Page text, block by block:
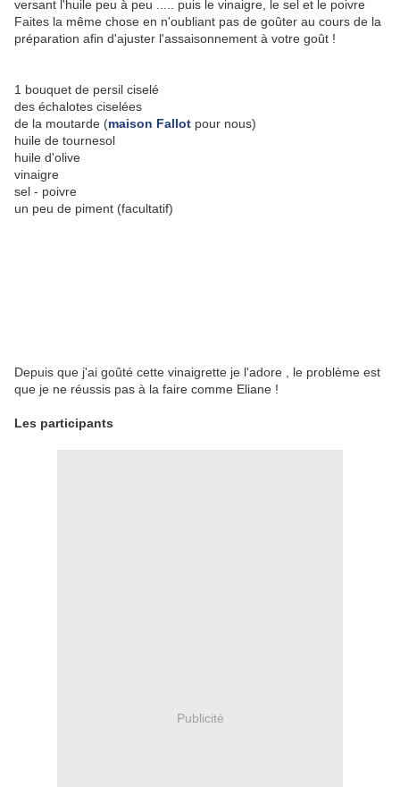
versant l'huile peu à peu ..... puis le vinaigre, le sel et le poivre
Faites la même chose en n'oubliant pas de goûter au cours de la
préparation afin d'ajuster l'assaisonnement à votre goût !
1 bouquet de persil ciselé
des échalotes ciselées
de la moutarde (maison Fallot pour nous)
huile de tournesol
huile d'olive
vinaigre
sel - poivre
un peu de piment (facultatif)
Depuis que j'ai goûté cette vinaigrette je l'adore , le problème est
que je ne réussis pas à la faire comme Eliane !
Les participants
Publicité